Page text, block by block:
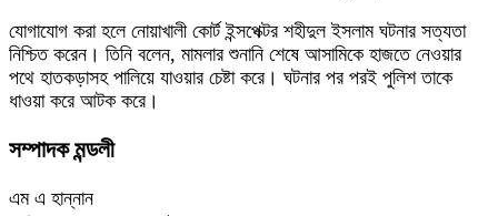
যোগাযোগ করা হলে নোয়াখালী কোর্ট ইন্সপেক্টর শহীদুল ইসলাম ঘটনার সত্যতা
নিশ্চিত করেন। তিনি বলেন, মামলার শুনানি শেষে আসামিকে হাজতে নেওয়ার
পথে হাতকড়াসহ পালিয়ে যাওয়ার চেষ্টা করে। ঘটনার পর পরই পুলিশ তাকে
ধাওয়া করে আটক করে।
সম্পাদক মন্ডলী
এম এ হান্নান